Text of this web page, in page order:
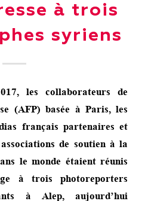
à trois
syriens
les collaborateurs de
(AFP) basée à Paris, les
français partenaires et
de soutien à la
le monde étaient réunis
à trois photoreporters
à Alep, aujourd’hui